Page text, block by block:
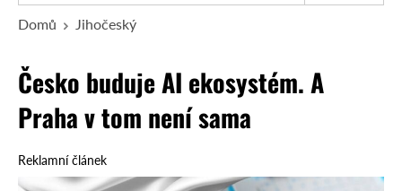
Domů Jihočeský
Česko buduje AI ekosystém. A
Praha v tom není sama
Reklamní článek